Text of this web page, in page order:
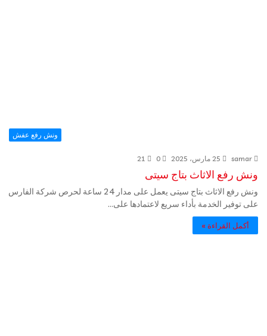
ونش رفع عفش
samar 25 مارس، 2025 0
21
ونش رفع الاثاث بتاج سيتى
ونش رفع الاثاث بتاج سيتى يعمل على مدار 24 ساعة لحرص شركة الفارس
على توفير الخدمة بأداء سريع لاعتمادها على…
أكمل القراءة »